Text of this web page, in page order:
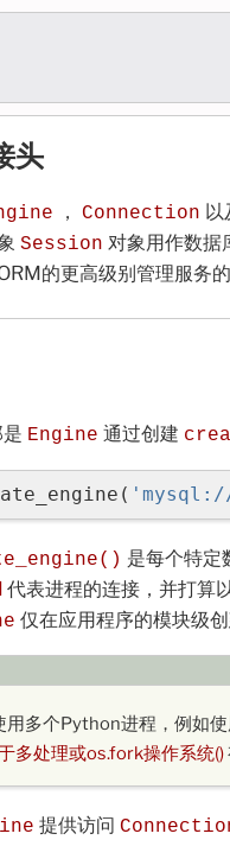
头
， Connection 以
Session 对象用作数据
的更高级别管理服务
Engine 通过创建
(
是每个特定
代表进程的连接，并打算
仅在应用程序的模块级
用多个Python进程，例如使
多处理或os.fork操作系统()
提供访问